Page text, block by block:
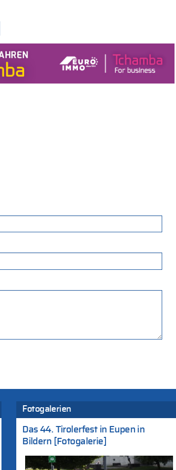
Fotogalerien
Das 44. Tirolerfest in Eupen in
Bildern [Fotogalerie]